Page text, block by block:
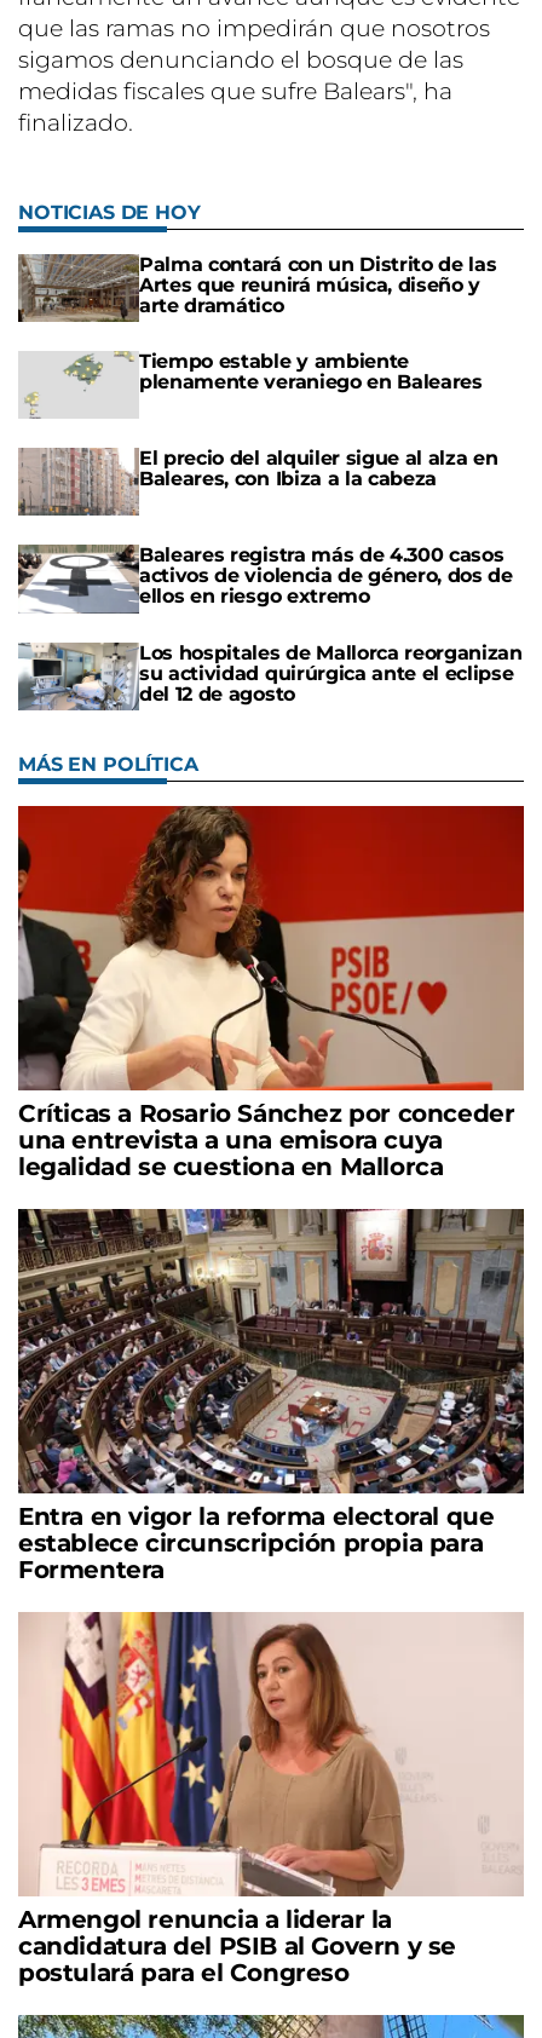
que las ramas no impedirán que nosotros
sigamos denunciando el bosque de las
medidas fiscales que sufre Balears", ha
finalizado.
NOTICIAS DE HOY
Palma contará con un Distrito de las
Artes que reunirá música, diseño y
arte dramático
Tiempo estable y ambiente
plenamente veraniego en Baleares
El precio del alquiler sigue al alza en
Baleares, con Ibiza a la cabeza
Baleares registra más de 4.300 casos
activos de violencia de género, dos de
ellos en riesgo extremo
Los hospitales de Mallorca reorganizan
su actividad quirúrgica ante el eclipse
del 12 de agosto
MÁS EN POLÍTICA
Críticas a Rosario Sánchez por conceder
una entrevista a una emisora cuya
legalidad se cuestiona en Mallorca
Entra en vigor la reforma electoral que
establece circunscripción propia para
Formentera
Armengol renuncia a liderar la
candidatura del PSIB al Govern y se
postulará para el Congreso